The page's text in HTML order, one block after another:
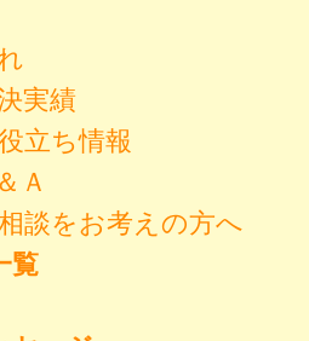
実績
立ち情報
Ａ
談をお考えの方へ
覧